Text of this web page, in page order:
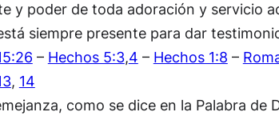
y poder de toda adoración y servicio
siempre presente para dar
– Hechos 5:3,4 – Hechos 1:8 –
, 14
como se dice en la Palabra de